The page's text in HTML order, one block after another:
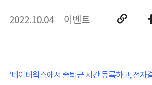
2022.10.04 이벤트
‘네이버웍스에서 출퇴근 시간 등록하고, 전자